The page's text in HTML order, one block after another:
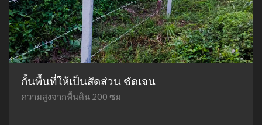
กั้นพื้นที่ให้เป็นสัดส่วน ชัดเจน
ความสูงจากพื้นดิน 200 ซม